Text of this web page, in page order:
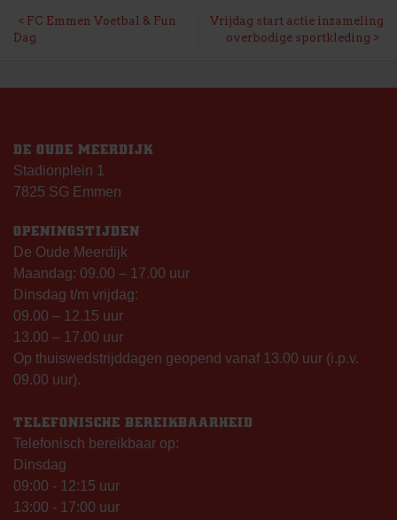
BERICHT
FC Emmen Voetbal & Fun
Dag
Vrijdag start actie inzameling
overbodige sportkleding
DE OUDE MEERDIJK
Stadionplein 1
7825 SG Emmen
OPENINGSTIJDEN
De Oude Meerdijk
Maandag: 09.00 – 17.00 uur
Dinsdag t/m vrijdag:
09.00 – 12.15 uur
13.00 – 17.00 uur
Op thuiswedstrijddagen geopend vanaf 13.00 uur (i.p.v.
09.00 uur).
TELEFONISCHE BEREIKBAARHEID
Telefonisch bereikbaar op:
Dinsdag
09:00 - 12:15 uur
13:00 - 17:00 uur